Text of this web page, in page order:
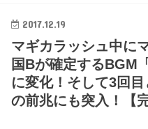
2017.12.19
マギカラッシュ中に
国Bが確定するBGM
に変化！そして3回
の前兆にも突入！【